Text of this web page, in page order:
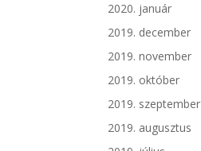
2020. január
2019. december
2019. november
2019. október
2019. szeptember
2019. augusztus